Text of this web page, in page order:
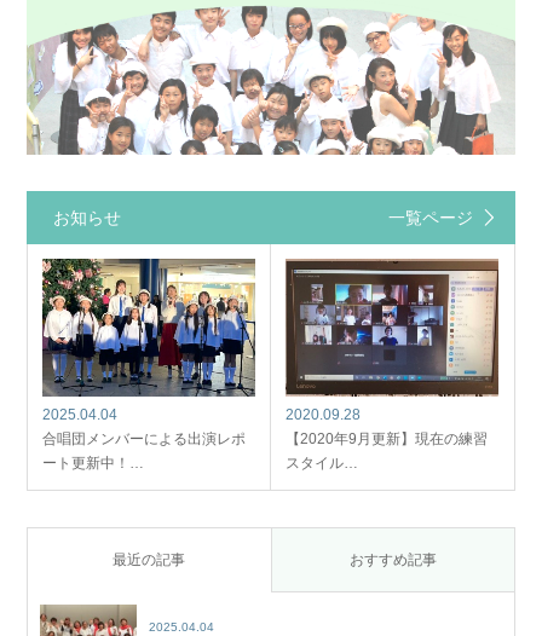
お知らせ 一覧ページ
2025.04.04
合唱団メンバーによる出演レポ
ート更新中！…
2020.09.28
【2020年9月更新】現在の練習
スタイル…
最近の記事 おすすめ記事
2025.04.04